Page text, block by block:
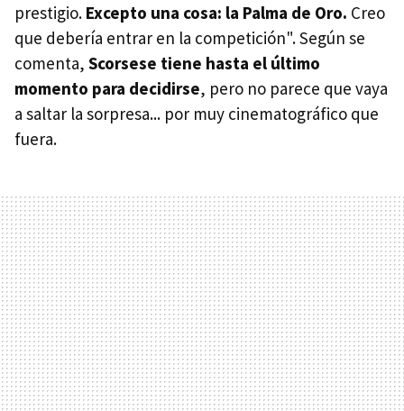
prestigio. Excepto una cosa: la Palma de Oro. Creo
que debería entrar en la competición". Según se
comenta, Scorsese tiene hasta el último
momento para decidirse, pero no parece que vaya
a saltar la sorpresa... por muy cinematográfico que
fuera.